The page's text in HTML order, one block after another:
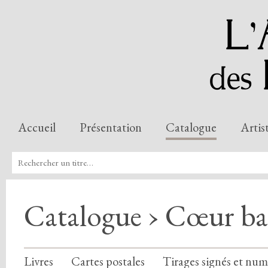
Accueil Présentation Catalogue
Catalogue › Cœur
Livres Cartes postales Tirages signés et